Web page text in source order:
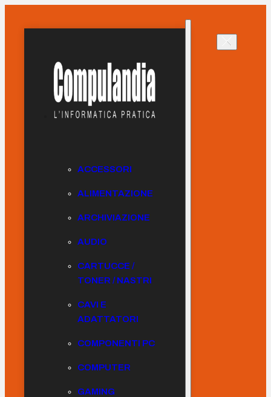
ACCESSORI
ALIMENTAZIONE
ARCHIVIAZIONE
AUDIO
CARTUCCE /
TONER / NASTRI
CAVI E
ADATTATORI
COMPONENTI PC
COMPUTER
GAMING